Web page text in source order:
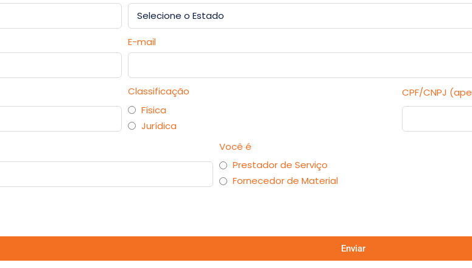
E-mail
Classificação
Física
Jurídica
CPF/CNPJ
Você é
Prestador de Serviço
Fornecedor de Material
Enviar